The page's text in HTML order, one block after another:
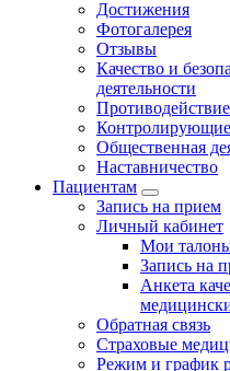
Достижения
Фотогалерея
Отзывы
Качество и
деятельности
Общественная
Наставничество
Пациентам
Запись на прием
Личный кабинет
Мои
Запись на
Анкета
Обратная связь
Страховые
Режим и график